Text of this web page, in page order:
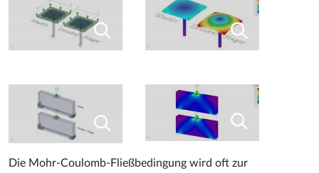
Die Mohr-Coulomb-Fließbedingung wird oft zur